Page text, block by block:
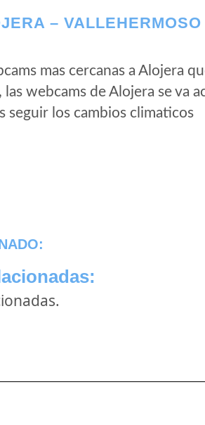
–
mas cercanas a Alojera
webcams de Alojera se va
seguir los cambios climaticos